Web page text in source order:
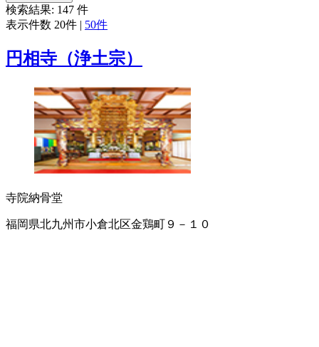
検索結果: 147 件
表示件数 20件 | 50件
円相寺（浄土宗）
寺院納骨堂
福岡県北九州市小倉北区金鶏町９－１０